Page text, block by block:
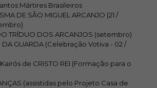
Mártires Brasileiros
DE SÃO MIGUEL ARCANJO (21 /
TRÍDUO DOS ARCANJOS (setembro)
DA GUARDA (Celebração Votiva - 02 /
Kairós de CRISTO REI (Formação para o
(assistidas pelo Projeto Casa de